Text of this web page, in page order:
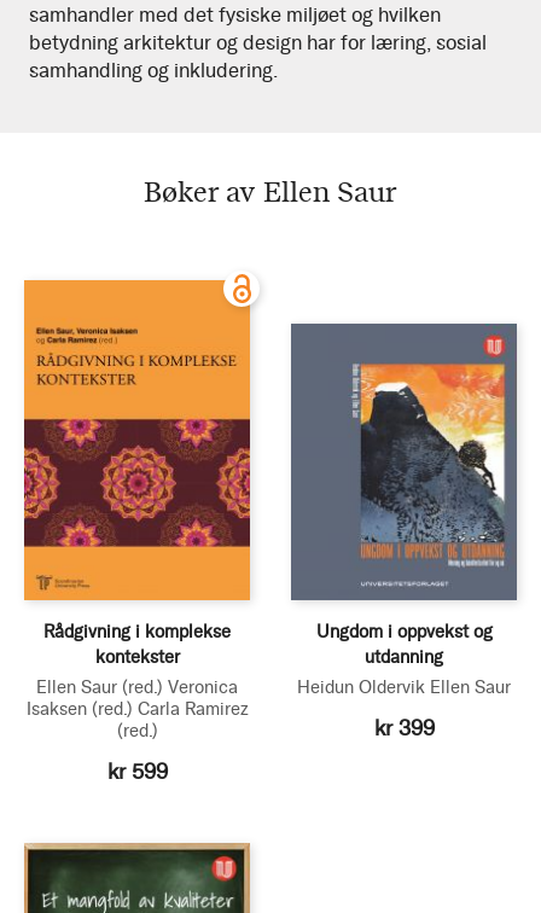
samhandler med det fysiske miljøet og hvilken
betydning arkitektur og design har for læring, sosial
samhandling og inkludering.
Bøker av Ellen Saur
Rådgivning i komplekse
kontekster
Ellen Saur (red.) Veronica
Isaksen (red.) Carla Ramirez
(red.)
kr 599
Ungdom i oppvekst og
utdanning
Heidun Oldervik Ellen Saur
kr 399